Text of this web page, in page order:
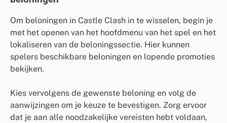
Om beloningen in Castle Clash in te wisselen, begin je
met het openen van het hoofdmenu van het spel en het
lokaliseren van de beloningssectie. Hier kunnen
spelers beschikbare beloningen en lopende promoties
bekijken.
Kies vervolgens de gewenste beloning en volg de
aanwijzingen om je keuze te bevestigen. Zorg ervoor
dat je aan alle noodzakelijke vereisten hebt voldaan,